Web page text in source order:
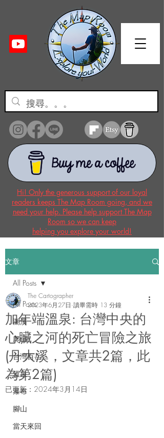
Hi! Only the generous support of our loyal
readers keeps The Map Room going, and we
need your help. Please help support The Map
Room so we can keep
helping you explore your world!
文章
All Posts
溯溪
爬山
台灣百岳
溫泉
瀑布
腳山
當天來回
All Posts
加年端溫泉: 台灣中央的
心臟之河的死亡冒險之旅
(丹大溪，文章共2篇，此
為第2篇)
The Cartographer
2023年6月27日 讀畢需時 13 分鐘
已更新： 2024年3月14日